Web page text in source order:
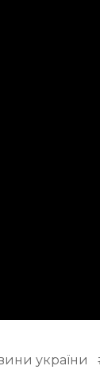
україни